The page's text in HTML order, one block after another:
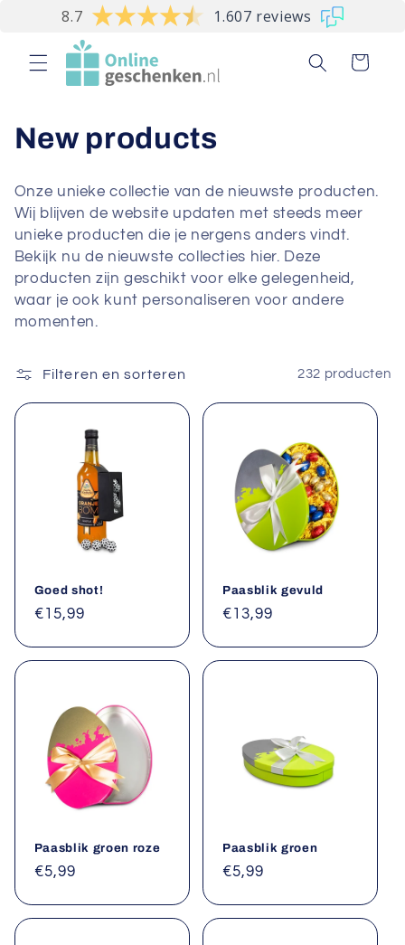
naar de
content
8.7 1.607 reviews
Winkelwagen
C
l
l
e
c
t
i
New products
Onze unieke collectie van de nieuwste producten.
Wij blijven de website updaten met steeds meer
unieke producten die je nergens anders vindt.
Bekijk nu de nieuwste collecties hier. Deze
producten zijn geschikt voor elke gelegenheid,
waar je ook kunt personaliseren voor andere
momenten.
Filteren en sorteren 232 producten
Goed shot!
Normale
€15,99
Paasblik gevuld
Normale
€13,99
Paasblik groen roze
Normale
€5,99
Paasblik groen
Normale
€5,99